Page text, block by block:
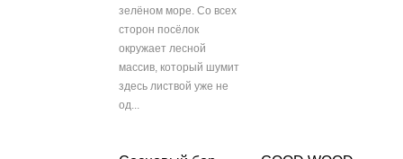
зелёном море. Со всех
сторон посёлок
окружает лесной
массив, который шумит
здесь листвой уже не
од...